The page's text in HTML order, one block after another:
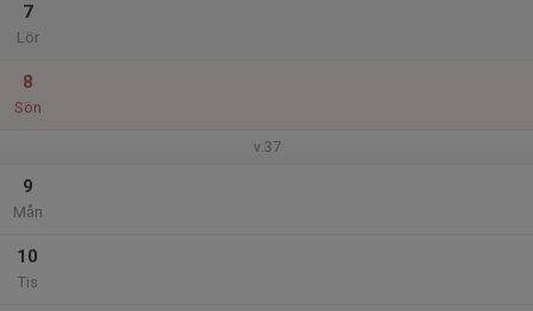
7
Lör
8
Sön
v.37
9
Mån
10
Tis